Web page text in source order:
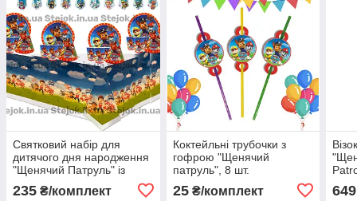
Святковий набір для
дитячого дня народження
"Щенячий Патруль" із
235 ₴/комплект
Коктейльні трубочки з
гофрою "Щенячий
патруль", 8 шт.
25₴/комплект 649